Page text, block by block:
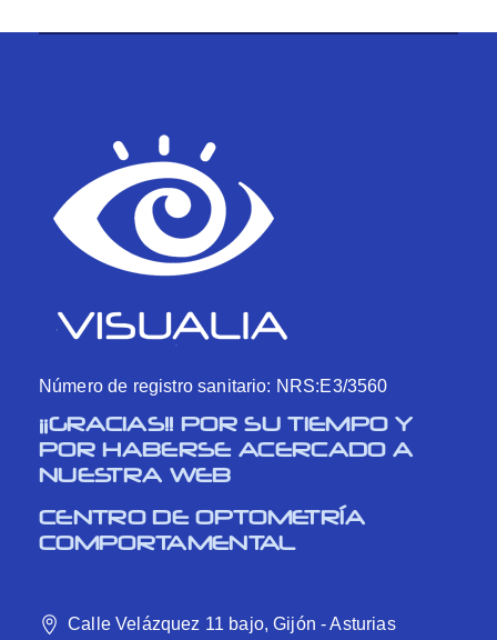
Número de registro sanitario: NRS:E3/3560
¡¡GRACIAS!! POR SU TIEMPO Y
POR HABERSE ACERCADO A
NUESTRA WEB
CENTRO DE OPTOMETRÍA
COMPORTAMENTAL
Calle Velázquez 11 bajo, Gijón - Asturias